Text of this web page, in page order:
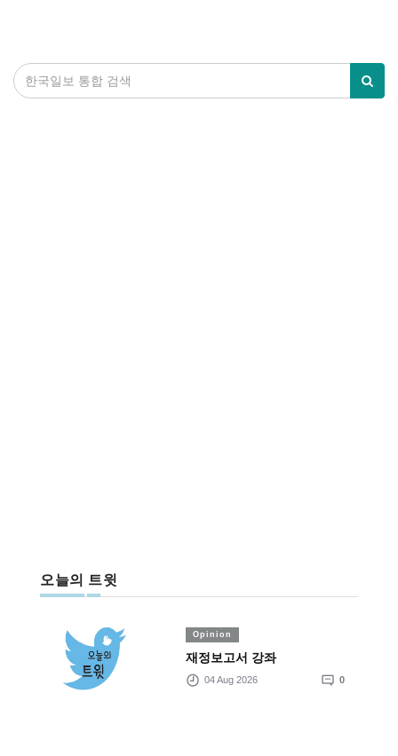
오늘의 트윗
Opinion
재정보고서 강좌
04 Aug 2026 0